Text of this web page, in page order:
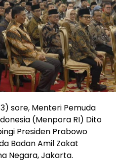
sore, Menteri Pemuda
(Menpora RI) Dito
Presiden Prabowo
Badan Amil Zakat
Negara, Jakarta.